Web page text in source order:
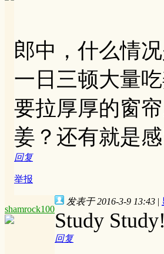
郎中，什么情
一日三顿大量
要拉厚厚的窗
姜？还有就是
回复
举报
shamrock100
发表于 2016-3-9 13:43 |
Study Study!
回复